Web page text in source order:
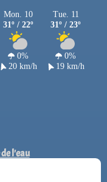
Mon. 10
31º / 22º
0%
20 km/h
Tue. 11
31º / 23º
0%
19 km/h
l'eau